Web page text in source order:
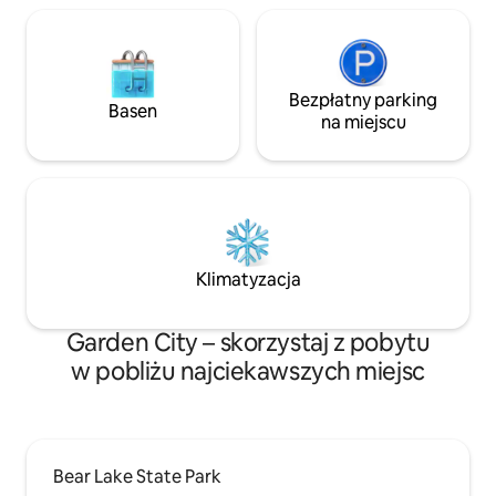
Basen
Bezpłatny parking
na miejscu
Klimatyzacja
Garden City – skorzystaj z pobytu
w pobliżu najciekawszych miejsc
Bear Lake State Park